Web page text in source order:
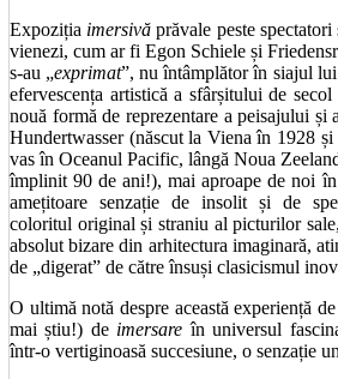
Expoziția imersivăprăvale peste
vienezi, cum ar fi Egon Schiele și
s-au „exprimat”, nu întâmplător în siajul
efervescența artistică a sfârșitului de
nouă formă de reprezentare a peisajului și
Hundertwasser (născut la Viena în 1928
vas în Oceanul Pacific, lângă Noua
împlinit 90 de ani!), mai aproape de noi
amețitoare senzație de insolit și de
coloritul original și straniu al picturilor
absolut bizare din arhitectura imaginară,
de „digerat” de către însuși clasicismul
O ultimă notă despre această experiență
mai știu!) de imersare în universul
într-o vertiginoasă succesiune, o senzație